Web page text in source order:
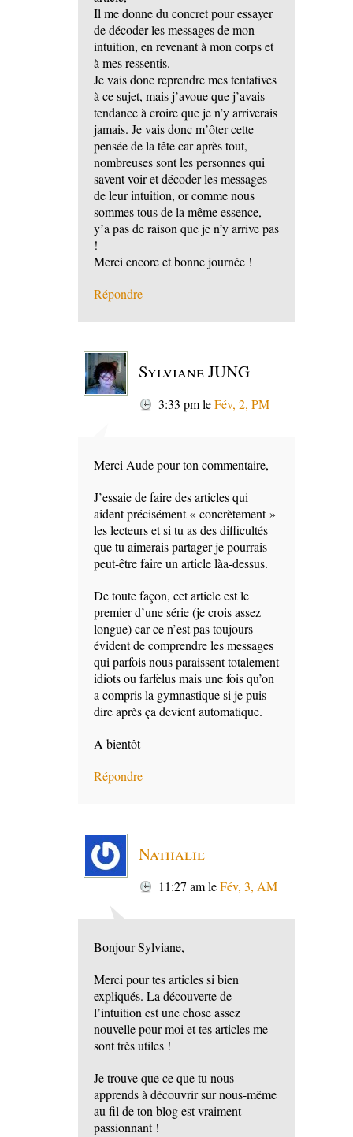
Il me donne du concret pour essayer
de décoder les messages de mon
intuition, en revenant à mon corps et
à mes ressentis.
Je vais donc reprendre mes tentatives
à ce sujet, mais j’avoue que j’avais
tendance à croire que je n’y arriverais
jamais. Je vais donc m’ôter cette
pensée de la tête car après tout,
nombreuses sont les personnes qui
savent voir et décoder les messages
de leur intuition, or comme nous
sommes tous de la même essence,
y’a pas de raison que je n’y arrive pas
!
Merci encore et bonne journée !
Répondre
Sylviane JUNG
3:33 pmleFév, 2, PM
Merci Aude pour ton commentaire,
J’essaie de faire des articles qui
aident précisément « concrètement »
les lecteurs et si tu as des difficultés
que tu aimerais partager je pourrais
peut-être faire un article làa-dessus.
De toute façon, cet article est le
premier d’une série (je crois assez
longue) car ce n’est pas toujours
évident de comprendre les messages
qui parfois nous paraissent totalement
idiots ou farfelus mais une fois qu’on
a compris la gymnastique si je puis
dire après ça devient automatique.
A bientôt
Répondre
Nathalie
11:27 amleFév, 3, AM
Bonjour Sylviane,
Merci pour tes articles si bien
expliqués. La découverte de
l’intuition est une chose assez
nouvelle pour moi et tes articles me
sont très utiles !
Je trouve que ce que tu nous
apprends à découvrir sur nous-même
au fil de ton blog est vraiment
passionnant !